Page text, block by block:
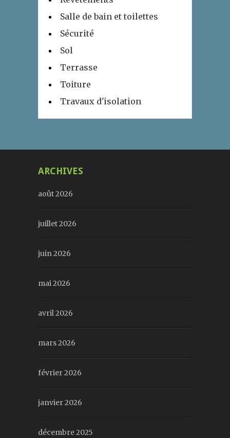
Salle de bain et toilettes
Sécurité
Sol
Terrasse
Toiture
Travaux d'isolation
ARCHIVES
août 2026
juillet 2026
juin 2026
mai 2026
avril 2026
mars 2026
février 2026
janvier 2026
décembre 2025